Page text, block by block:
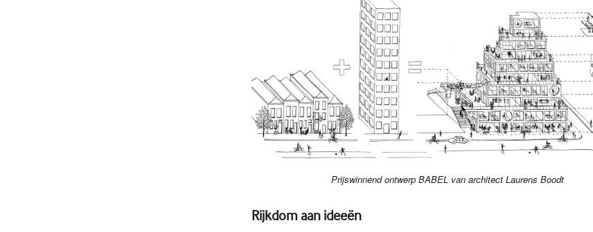
Prijswinnend ontwerp BABEL van architect Laurens Boodt
Rijkdom aan ideeën